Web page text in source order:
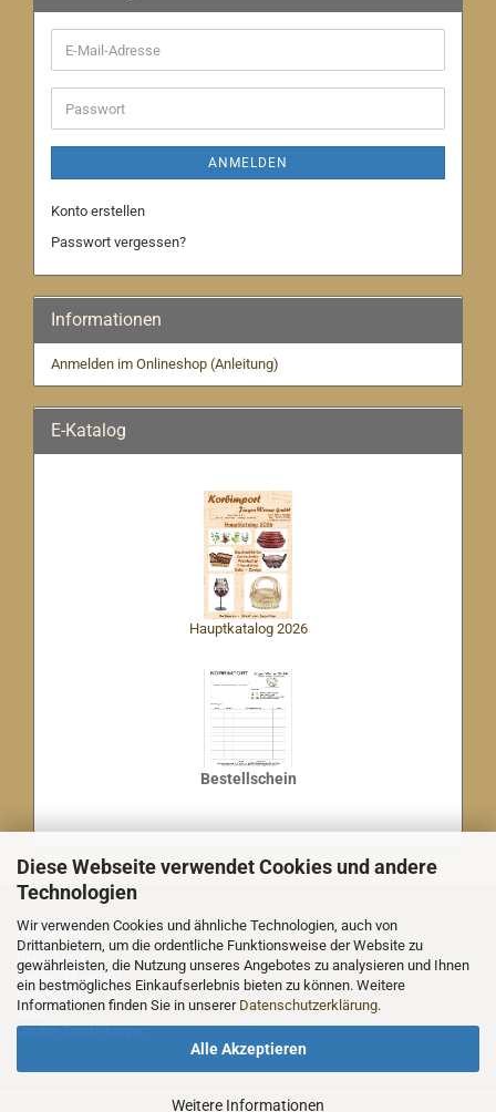
Diese Webseite verwendet Cookies und andere
Technologien
Wir verwenden Cookies und ähnliche Technologien, auch von
Drittanbietern, um die ordentliche Funktionsweise der Website zu
gewährleisten, die Nutzung unseres Angebotes zu analysieren und Ihnen
ein bestmögliches Einkaufserlebnis bieten zu können. Weitere
Informationen finden Sie in unserer Datenschutzerklärung.
Alle Akzeptieren
Weitere Informationen
E-
Mail-
Adresse
Passwort
ANMELDEN
Konto erstellen
Passwort vergessen?
Informationen
Anmelden im Onlineshop (Anleitung)
E-Katalog
Hauptkatalog 2026
Bestellschein
MEHR ÜBER...
Impressum
Nachricht an uns
Datenschutz
AGB
Cookie Einstellungen